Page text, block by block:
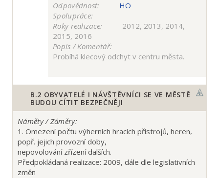
Odpovědnost:
HO
Spolupráce:
Roky realizace:
2012, 2013, 2014,
2015, 2016
Popis / Komentář:
Probíhá klecový odchyt v centru města.
B.2 OBYVATELÉ I NÁVŠTĚVNÍCI SE VE MĚSTĚ
BUDOU CÍTIT BEZPEČNĚJI
Náměty / Záměry:
1. Omezení počtu výherních hracích přístrojů, heren,
popř. jejich provozní doby,
nepovolování zřízení dalších.
Předpokládaná realizace: 2009, dále dle legislativních
změn